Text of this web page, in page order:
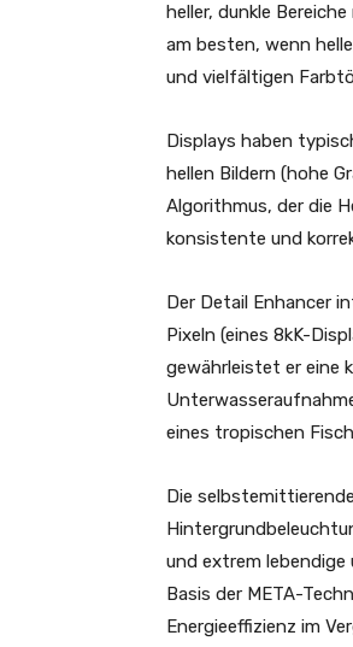
heller, dunkle
am besten, wenn
und vielfältigen
Displays haben
hellen Bildern (hohe
Algorithmus, der die
konsistente und
Der Detail Enhancer
Pixeln (eines 8kK-
gewährleistet er eine
eines tropischen
Die
und extrem lebendige
Basis der META-
Energieeffizienz im